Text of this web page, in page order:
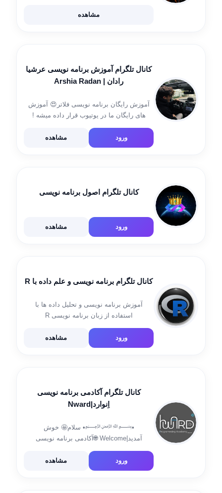
https://t.me/CHAT_TCH_AT
مشاهده
کانال تلگرام آموزش برنامه نویسی عرشیا
رادان | Arshia Radan
آموزش رایگان برنامه نویسی فلاتر😍 آموزش
های رایگان ما در یوتیوب قرار داده میشه !
channel/UC58HyRRmJaKXNrd_oeorGMA
ورود مشاهده
کانال تلگرام اصول برنامه نویسی
ورود مشاهده
کانال تلگرام برنامه نویسی و علم داده با R
آموزش برنامه نویسی و تحلیل داده ها با
استفاده از زبان برنامه نویسی R
ورود مشاهده
کانال تلگرام آکادمی برنامه نویسی
اِنوارد|Nward
•﷽• سلام🤩 خوش
آمدید|Welcome 🌐آکادمی برنامه نویسی
صورت حرفه ای 🔥مطالب مربوط به برنامه
نویسی و… 👈اینجا برنامه نویس شو!👩‍💻✅ 😎
ورود مشاهده